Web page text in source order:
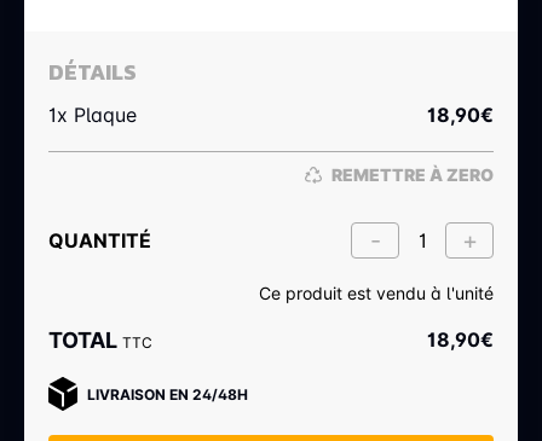
DÉTAILS
1x Plaque 18,90€
REMETTRE À ZERO
QUANTITÉ
Ce produit est vendu à l'unité
TOTAL TTC 18,90€
LIVRAISON EN 24/48H